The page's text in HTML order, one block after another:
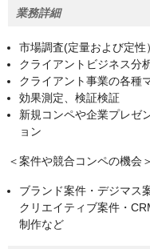
業務詳細
市場調査(定量および定性
クライアントビジネス分
クライアント事業の各種
効果測定、検証検証
新規コンペや企業プレゼ
ョン
＜案件や競合コンペの機会＞
ブランド案件・デジマス
クリエイティブ案件・
制作など